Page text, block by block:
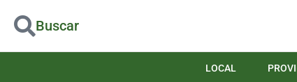
Buscar
LOCAL